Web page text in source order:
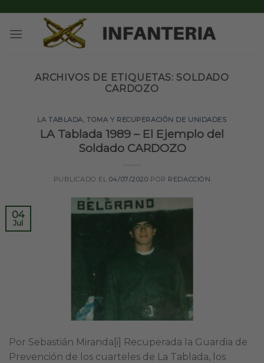
content
ARCHIVOS DE ETIQUETAS: SOLDADO
CARDOZO
LA TABLADA,TOMA Y RECUPERACIÓN DE UNIDADES
LA Tablada 1989 – El Ejemplo del
Soldado CARDOZO
PUBLICADO EL 04/07/2020 POR REDACCIÓN
04
Jul
Por Sebastián Miranda[i] Recuperada la Guardia de
Prevención de los cuarteles de La Tablada, los